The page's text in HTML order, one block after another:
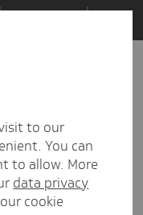
den
Kommentaren
to our
You can
to allow. More
data privacy
cookie